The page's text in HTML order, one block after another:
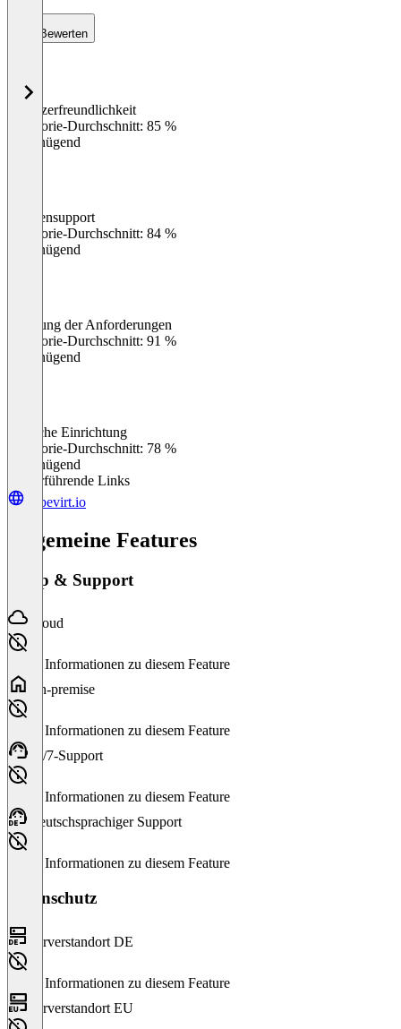
Bewerten
Benutzerfreundlichkeit
Kategorie-Durchschnitt: 85 %
Ungenügend
Kundensupport
Kategorie-Durchschnitt: 84 %
Ungenügend
Erfüllung der Anforderungen
Kategorie-Durchschnitt: 91 %
Ungenügend
Einfache Einrichtung
Kategorie-Durchschnitt: 78 %
Ungenügend
Weiterführende Links
kubevirt.io
Allgemeine Features
Setup & Support
Cloud
Keine Informationen zu diesem Feature
On-premise
Keine Informationen zu diesem Feature
24/7-Support
Keine Informationen zu diesem Feature
Deutschsprachiger Support
Keine Informationen zu diesem Feature
Datenschutz
Serverstandort DE
Keine Informationen zu diesem Feature
Serverstandort EU